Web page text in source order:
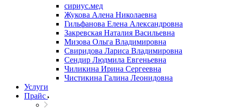
сириус.мед
Жукова Алена Николаевна
Гильфанова Елена Александровна
Закревская Наталия Васильевна
Мизова Ольга Владимировна
Свиридова Лариса Владимировна
Сендир Людмила Евгеньевна
Чиликина Ирина Сергеевна
Чистикина Галина Леонидовна
Услуги
Прайс